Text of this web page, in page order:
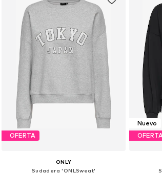
OFERTA
ONLY
Sudadera 'ONLSweat'
Nuevo